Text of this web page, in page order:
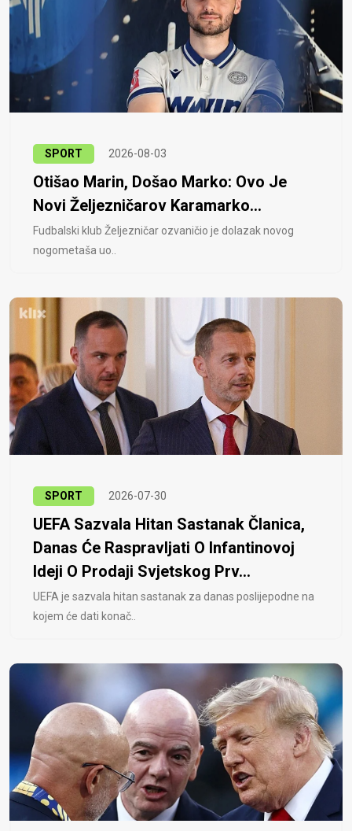
SPORT 2026-08-03
Otišao Marin, Došao Marko: Ovo Je
Novi Željezničarov Karamarko...
Fudbalski klub Željezničar ozvaničio je dolazak novog
nogometaša uo..
SPORT 2026-07-30
UEFA Sazvala Hitan Sastanak Članica,
Danas Će Raspravljati O Infantinovoj
Ideji O Prodaji Svjetskog Prv...
UEFA je sazvala hitan sastanak za danas poslijepodne na
kojem će dati konač..